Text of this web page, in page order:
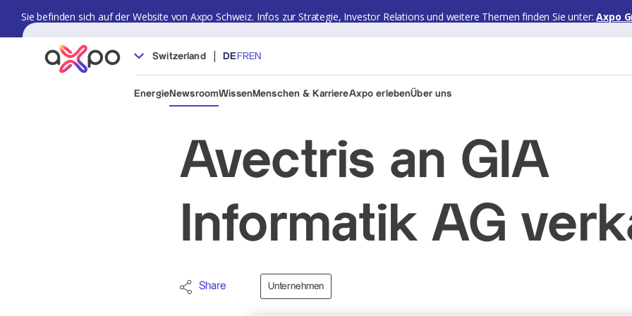
Sie befinden sich auf der Website von Axpo Schweiz. Infos zur Strategie, Investor Relations und weitere Themen finden Sie unter: Axpo
Switzerland | DE FREN
EnergieNewsroomWissenMenschen & KarriereAxpo erlebenÜber uns
Avectris an GIA
Informatik AG
Share Unternehmen